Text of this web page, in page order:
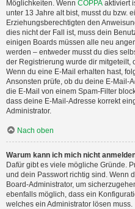
Möglichkeiten. Wenn COPPA aktiviert
unter 13 Jahre alt bist, musst du bzw.
Erziehungsberechtigten den
dies nicht der Fall ist, muss dein
einigen Boards müssen alle neu
werden – entweder musst du dies
der Registrierung wurde dir mitgeteilt,
Wenn du eine E-Mail erhalten hast,
Ansonsten prüfe, ob du deine E-Mail-
die E-Mail von einem Spam-Filter
dass deine E-Mail-Adresse korrekt
Administrator.
Nach oben
Warum kann ich mich nicht
Dafür gibt es viele mögliche Gründe.
und dein Passwort richtig sind. Wenn
Board-Administrator, um
ebenfalls möglich, dass ein
welches ein Administrator lösen muss.